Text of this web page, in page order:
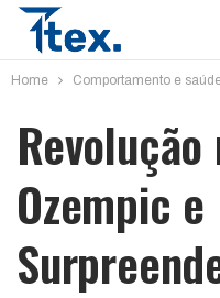
Home Comportamento e
Ozempic